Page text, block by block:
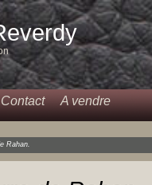
Contact A vendre
Rahan.